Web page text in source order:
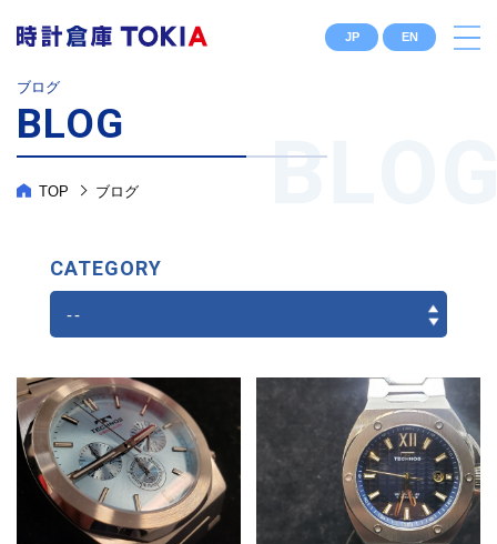
JP EN
ブログ
BLOG
TOP ブログ
CATEGORY